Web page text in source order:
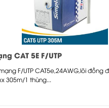
CAT 5E F/UTP
F/UTP CAT5e,24AWG,lõi đồng
305m/1 thùng...